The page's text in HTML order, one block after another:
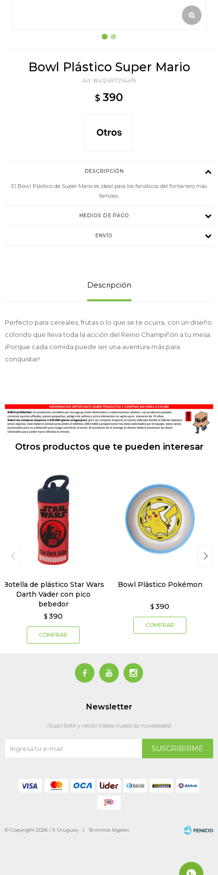
Bowl Plástico Super Mario
8412497214419
$ 390
DESCRIPCIÓN
El Bowl Plástico de Super Mario es ideal para los fanáticos del fontanero más
famoso.
MEDIOS DE PAGO
ENVÍO
Descripción
Perfecto para cereales, frutas o lo que se te ocurra, con un diseño
colorido que lleva toda la acción del Reino Champiñón a tu mesa.
¡Porque cada comida puede ser una aventura más para
conquistar!
Otros productos que te pueden interesar
Botella de plástico Star Wars
Darth Vader con pico
bebedor
$ 390
Bowl Plástico Pokémon
$ 390
  
Newsletter
¡Suscribite y recibí todas nuestras novedades!
SUSCRIBIRME
© Copyright 2026 / X Uruguay |Términos legales